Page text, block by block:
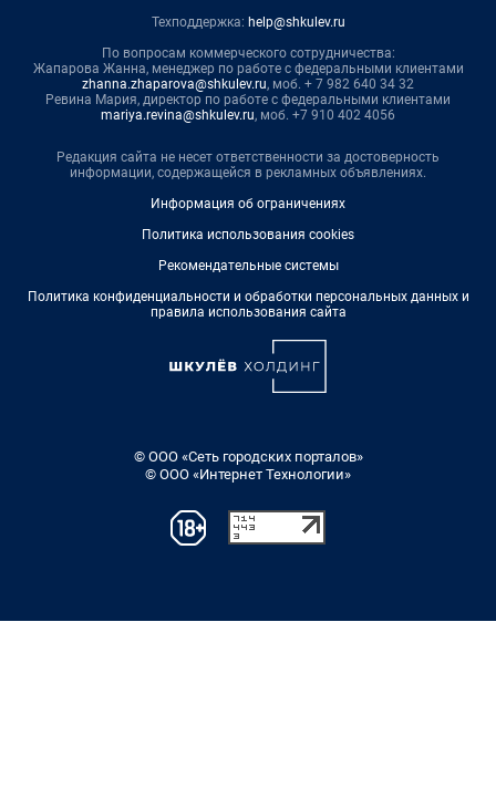
Техподдержка: help@shkulev.ru
По вопросам коммерческого сотрудничества:
Жапарова Жанна, менеджер по работе с федеральными клиентами
zhanna.zhaparova@shkulev.ru, моб. + 7 982 640 34 32
Ревина Мария, директор по работе с федеральными клиентами
mariya.revina@shkulev.ru, моб. +7 910 402 4056
Редакция сайта не несет ответственности за достоверность
информации, содержащейся в рекламных объявлениях.
Информация об ограничениях
Политика использования cookies
Рекомендательные системы
Политика конфиденциальности и обработки персональных данных и
правила использования сайта
© ООО «Сеть городских порталов»
© ООО «Интернет Технологии»